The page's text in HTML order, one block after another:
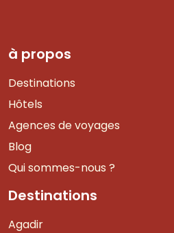
à propos
Destinations
Hôtels
Agences de voyages
Blog
Qui sommes-nous ?
Destinations
Agadir